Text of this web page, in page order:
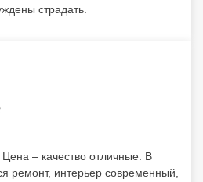
страдать.
– качество отличные. В
ремонт, интерьер современный,